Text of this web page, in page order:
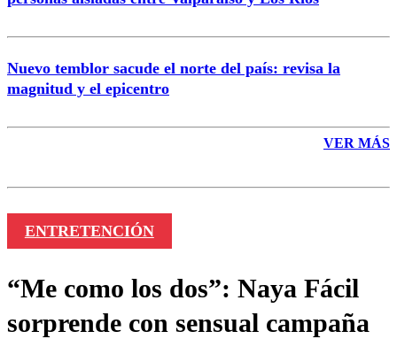
Nuevo temblor sacude el norte del país: revisa la
magnitud y el epicentro
VER MÁS
ENTRETENCIÓN
“Me como los dos”: Naya Fácil
sorprende con sensual campaña